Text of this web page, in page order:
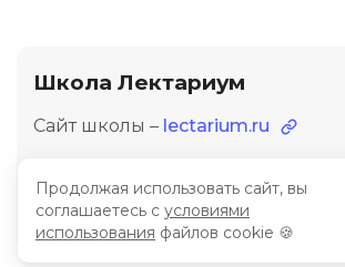
Школа Лектариум
Сайт школы – lectarium.ru
Рейтинг 3.9
(2 отзыва о Лектариум)
Продолжая использовать сайт, вы
соглашаетесь с условиями
использования файлов cookie 🍪